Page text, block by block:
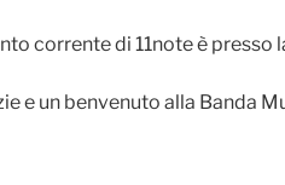
corrente di 11note è presso
e un benvenuto alla Banda